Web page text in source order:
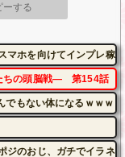
ーする
マホを向けてインプレ稼
ちの頭脳戦― 第154話
もない体になるｗｗｗｗ
ジのおじ、ガチでイラネ